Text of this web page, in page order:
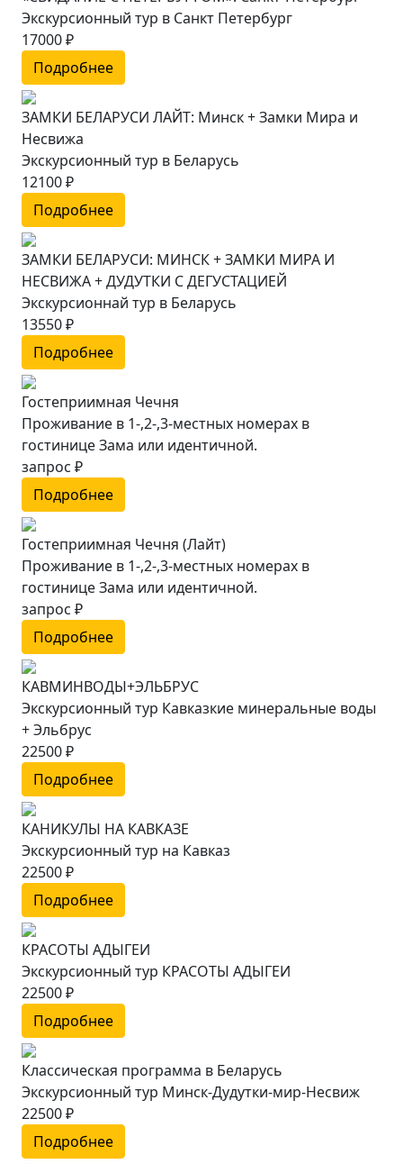
Экскурсионный тур в Санкт Петербург
17000 ₽
Подробнее
ЗАМКИ БЕЛАРУСИ ЛАЙТ: Минск + Замки Мира и
Несвижа
Экскурсионный тур в Беларусь
12100 ₽
Подробнее
ЗАМКИ БЕЛАРУСИ: МИНСК + ЗАМКИ МИРА И
НЕСВИЖА + ДУДУТКИ С ДЕГУСТАЦИЕЙ
Экскурсионнай тур в Беларусь
13550 ₽
Подробнее
Гостеприимная Чечня
Проживание в 1-,2-,3-местных номерах в
гостинице Зама или идентичной.
запрос ₽
Подробнее
Гостеприимная Чечня (Лайт)
Проживание в 1-,2-,3-местных номерах в
гостинице Зама или идентичной.
запрос ₽
Подробнее
КАВМИНВОДЫ+ЭЛЬБРУС
Экскурсионный тур Кавказкие минеральные воды
+ Эльбрус
22500 ₽
Подробнее
КАНИКУЛЫ НА КАВКАЗЕ
Экскурсионный тур на Кавказ
22500 ₽
Подробнее
КРАСОТЫ АДЫГЕИ
Экскурсионный тур КРАСОТЫ АДЫГЕИ
22500 ₽
Подробнее
Классическая программа в Беларусь
Экскурсионный тур Минск-Дудутки-мир-Несвиж
22500 ₽
Подробнее